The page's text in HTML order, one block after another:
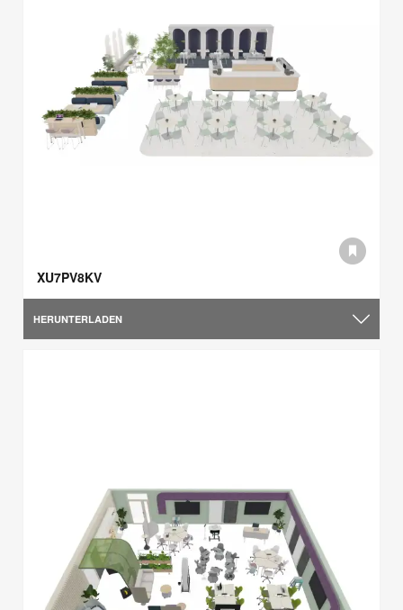
XU7PV8KV
HERUNTERLADEN